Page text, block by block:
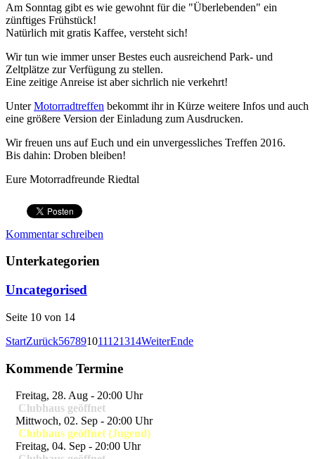
Am Sonntag gibt es wie gewohnt für die "Überlebenden" ein
zünftiges Frühstück!
Natürlich mit gratis Kaffee, versteht sich!
Wir tun wie immer unser Bestes euch ausreichend Park- und
Zeltplätze zur Verfügung zu stellen.
Eine zeitige Anreise ist aber sichrlich nie verkehrt!
UnterMotorradtreffen bekommt ihr in Kürze weitere Infos und auch
eine größere Version der Einladung zum Ausdrucken.
Wir freuen uns auf Euch und ein unvergessliches Treffen 2016.
Bis dahin: Droben bleiben!
Eure Motorradfreunde Riedtal
Kommentar schreiben
Unterkategorien
Uncategorised
Seite 10 von 14
StartZurück567891011121314WeiterEnde
Kommende Termine
Freitag, 28. Aug - 20:00 Uhr
Clubhaus geöffnet
Mittwoch, 02. Sep - 20:00 Uhr
Clubhaus geöffnet (Jugend)
Freitag, 04. Sep - 20:00 Uhr